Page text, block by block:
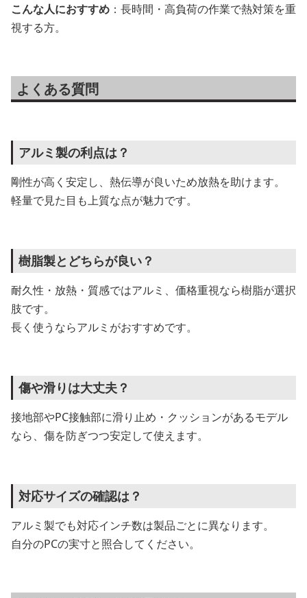
こんな人におすすめ ：長時間・高負荷の作業で熱対策を重
視する方。
よくある質問
アルミ製の利点は？
剛性が高く安定し、熱伝導が良いため放熱を助けます。
軽量で見た目も上質な点が魅力です。
樹脂製とどちらが良い？
耐久性・放熱・質感ではアルミ、価格重視なら樹脂が選択
肢です。
長く使うならアルミがおすすめです。
傷や滑りは大丈夫？
接地部やPC接触部に滑り止め・クッションがあるモデル
なら、傷を防ぎつつ安定して使えます。
対応サイズの確認は？
アルミ製でも対応インチ数は製品ごとに異なります。
自分のPCの実寸と照合してください。